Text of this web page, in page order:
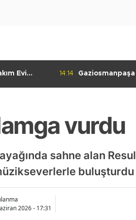
Evi
14:14
vurdu
sahne alan
buluşturdu
2026 - 17:31